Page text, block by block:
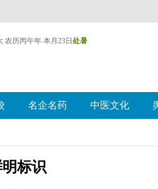
农历丙午年 本月23日 处暑
名企名药 中医文化
标识